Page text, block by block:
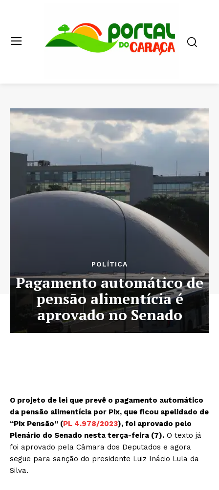
POLÍTICA
Pagamento automático de
pensão alimentícia é
aprovado no Senado
O projeto de lei que prevê o pagamento automático
da pensão alimentícia por Pix, que ficou apelidado de
“Pix Pensão” (PL 4.978/2023), foi aprovado pelo
Plenário do Senado nesta terça-feira (7). O texto já
foi aprovado pela Câmara dos Deputados e agora
segue para sanção do presidente Luiz Inácio Lula da
Silva.